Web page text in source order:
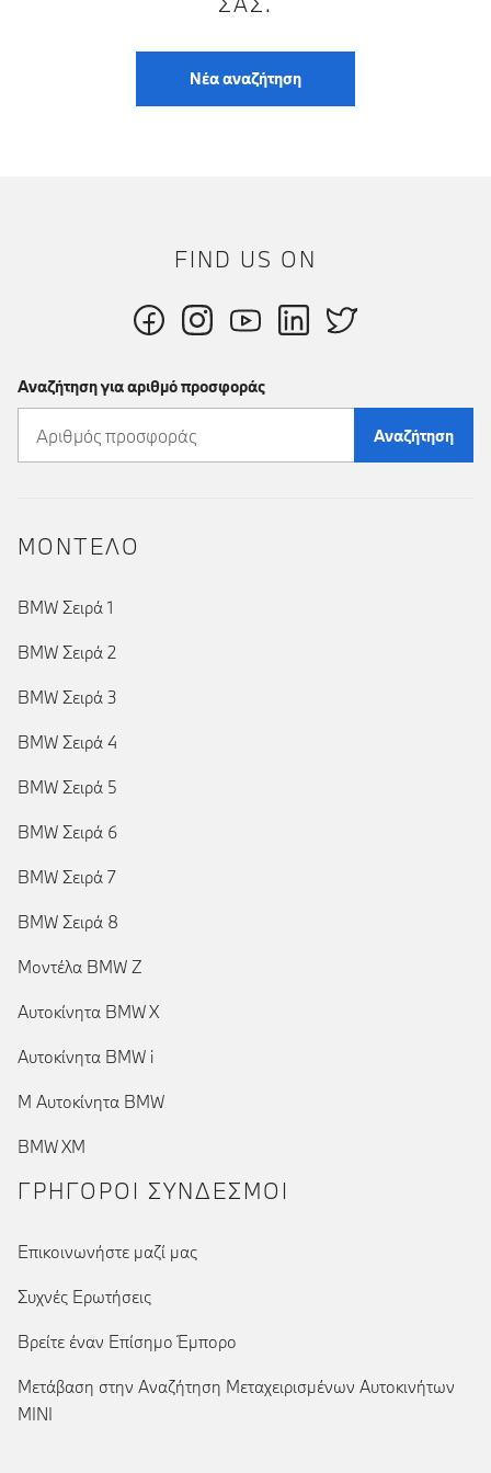
Νέα αναζήτηση
FIND US ON
Αναζήτηση για αριθμό προσφοράς
Αναζήτηση
ΜΟΝΤΕΛΟ
BMW Σειρά 1
BMW Σειρά 2
BMW Σειρά 3
BMW Σειρά 4
BMW Σειρά 5
BMW Σειρά 6
BMW Σειρά 7
BMW Σειρά 8
Μοντέλα BMW Z
Αυτοκίνητα BMW X
Αυτοκίνητα BMW i
Μ Αυτοκίνητα BMW
BMW XM
ΓΡΉΓΟΡΟΙ ΣΎΝΔΕΣΜΟΙ
Επικοινωνήστε μαζί μας
Συχνές Ερωτήσεις
Βρείτε έναν Επίσημο Έμπορο
Μετάβαση στην Αναζήτηση Μεταχειρισμένων Αυτοκινήτων
MINI